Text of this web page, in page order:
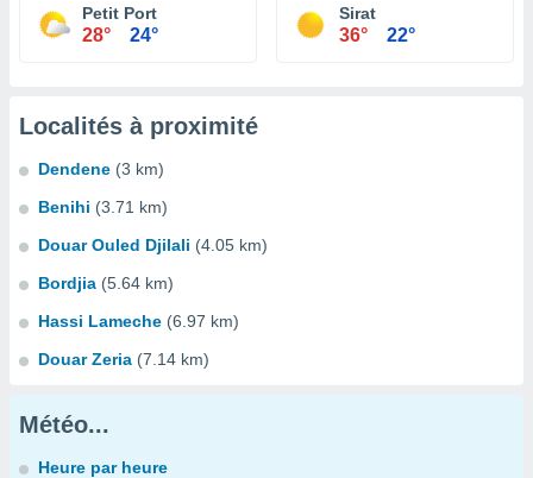
Petit Port
28° 24°
Sirat
36° 22°
Localités à proximité
Dendene (3 km)
Benihi (3.71 km)
Douar Ouled Djilali (4.05 km)
Bordjia (5.64 km)
Hassi Lameche (6.97 km)
Douar Zeria (7.14 km)
Météo...
Heure par heure